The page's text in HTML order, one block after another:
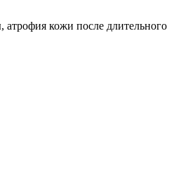
атрофия кожи после длительного